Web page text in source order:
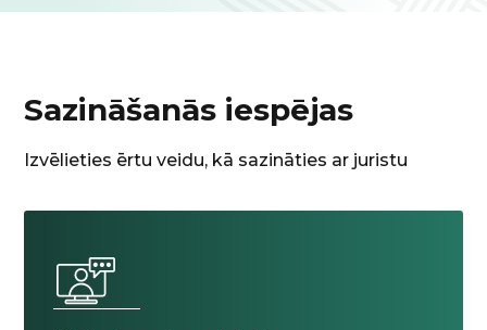
Sazināšanās iespējas
Izvēlieties ērtu veidu, kā sazināties ar juristu